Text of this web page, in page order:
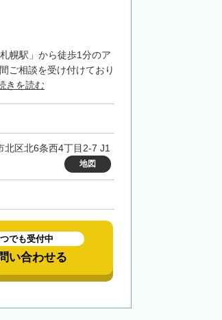
幌駅」から徒歩1分のア
ご相談を受け付けており
きを読む
北区北6条西4丁目2-7 J1
地図
でも受付中
い合わせる